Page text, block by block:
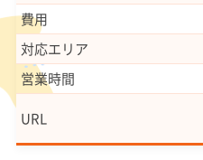
費用
対応エリア
営業時間
URL